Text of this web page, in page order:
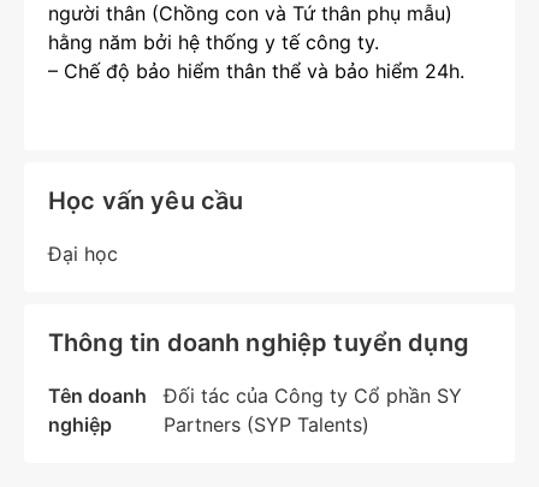
người thân (Chồng con và Tứ thân phụ mẫu)
hằng năm bởi hệ thống y tế công ty.
– Chế độ bảo hiểm thân thể và bảo hiểm 24h.
Học vấn yêu cầu
Đại học
Thông tin doanh nghiệp tuyển dụng
Tên doanh
nghiệp
Đối tác của Công ty Cổ phần SY
Partners (SYP Talents)